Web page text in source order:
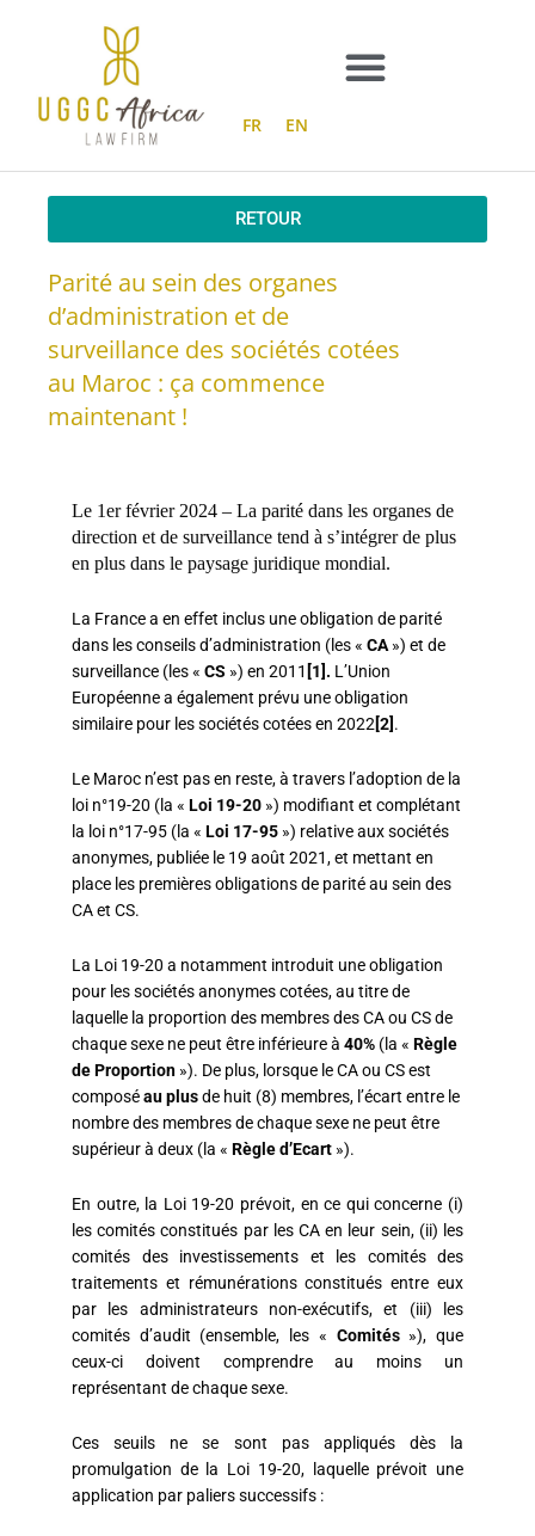
FR EN
RETOUR
Parité au sein des organes
d’administration et de
surveillance des sociétés cotées
au Maroc : ça commence
maintenant !
Le 1er février 2024 – La parité dans les organes de
direction et de surveillance tend à s’intégrer de plus
en plus dans le paysage juridique mondial.
La France a en effet inclus une obligation de parité
dans les conseils d’administration (les « CA ») et de
surveillance (les « CS ») en 2011 [1]. L’Union
Européenne a également prévu une obligation
similaire pour les sociétés cotées en 2022 [2] .
Le Maroc n’est pas en reste, à travers l’adoption de la
loi n°19-20 (la « Loi 19-20 ») modifiant et complétant
la loi n°17-95 (la « Loi 17-95 ») relative aux sociétés
anonymes, publiée le 19 août 2021, et mettant en
place les premières obligations de parité au sein des
CA et CS.
La Loi 19-20 a notamment introduit une obligation
pour les sociétés anonymes cotées, au titre de
laquelle la proportion des membres des CA ou CS de
chaque sexe ne peut être inférieure à 40% (la « Règle
de Proportion »). De plus, lorsque le CA ou CS est
composéau plusde huit (8) membres, l’écart entre le
nombre des membres de chaque sexe ne peut être
supérieur à deux (la « Règle d’Ecart »).
En outre, la Loi 19-20 prévoit, en ce qui concerne (i)
les comités constitués par les CA en leur sein, (ii) les
comités des investissements et les comités des
traitements et rémunérations constitués entre eux
par les administrateurs non-exécutifs, et (iii) les
comités d’audit (ensemble, les « Comités»), que
ceux-ci doivent comprendre au moins un
représentant de chaque sexe.
Ces seuils ne se sont pas appliqués dès la
promulgation de la Loi 19-20, laquelle prévoit une
application par paliers successifs :